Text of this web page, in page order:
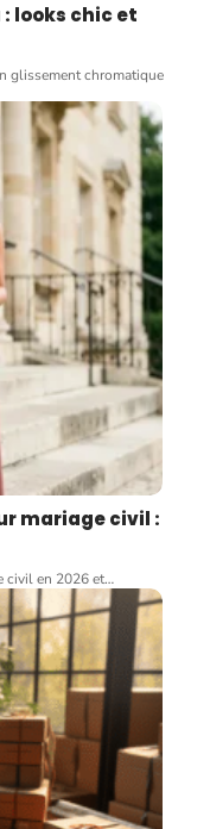
looks chic et
glissement chromatique
mariage civil :
civil en 2026 et…